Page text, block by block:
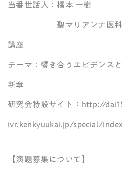
当番世話人：橋本 一樹
聖マリアンナ医科大学
講座
テーマ：響き合うエビデンス
新章
研究会特設サイト： http://
ivr.kenkyuukai.jp/special/
【演題募集について】